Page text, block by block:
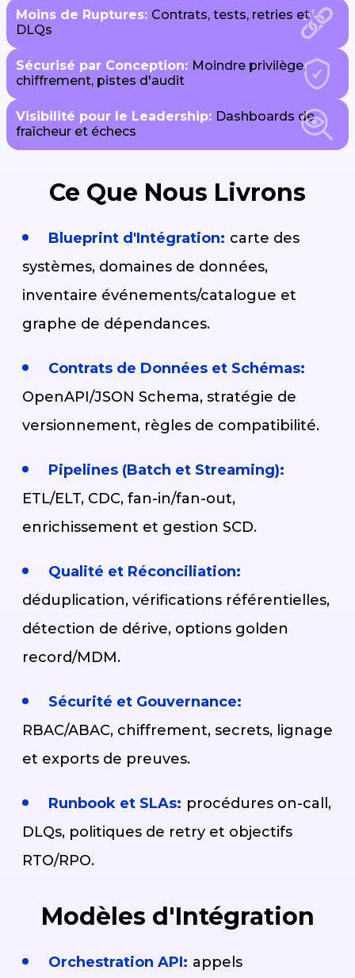
Moins de Ruptures: Contrats, tests, retries et
DLQs
Sécurisé par Conception: Moindre privilège,
chiffrement, pistes d'audit
Visibilité pour le Leadership: Dashboards de
fraîcheur et échecs
Ce Que Nous Livrons
Blueprint d'Intégration: carte des
systèmes, domaines de données,
inventaire événements/catalogue et
graphe de dépendances.
Contrats de Données et Schémas:
OpenAPI/JSON Schema, stratégie de
versionnement, règles de compatibilité.
Pipelines (Batch et Streaming):
ETL/ELT, CDC, fan-in/fan-out,
enrichissement et gestion SCD.
Qualité et Réconciliation:
déduplication, vérifications référentielles,
détection de dérive, options golden
record/MDM.
Sécurité et Gouvernance:
RBAC/ABAC, chiffrement, secrets, lignage
et exports de preuves.
Runbook et SLAs: procédures on-call,
DLQs, politiques de retry et objectifs
RTO/RPO.
Modèles d'Intégration
Orchestration API: appels